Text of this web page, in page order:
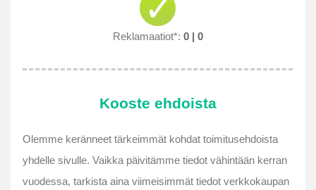
Reklamaatiot*: 0 | 0
Kooste ehdoista
Olemme keränneet tärkeimmät kohdat toimitusehdoista
yhdelle sivulle. Vaikka päivitämme tiedot vähintään kerran
vuodessa, tarkista aina viimeisimmät tiedot verkkokaupan